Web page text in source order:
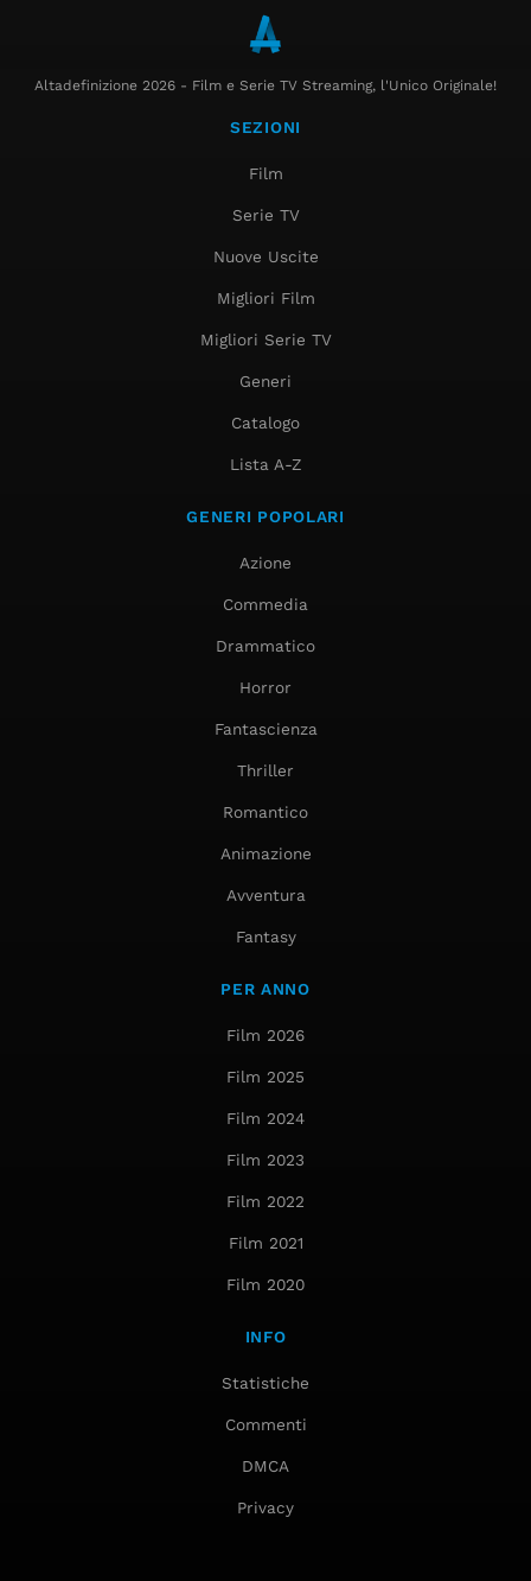
Altadefinizione 2026 - Film e Serie TV Streaming, l'Unico Originale!
SEZIONI
Film
Serie TV
Nuove Uscite
Migliori Film
Migliori Serie TV
Generi
Catalogo
Lista A-Z
GENERI POPOLARI
Azione
Commedia
Drammatico
Horror
Fantascienza
Thriller
Romantico
Animazione
Avventura
Fantasy
PER ANNO
Film 2026
Film 2025
Film 2024
Film 2023
Film 2022
Film 2021
Film 2020
INFO
Statistiche
Commenti
DMCA
Privacy